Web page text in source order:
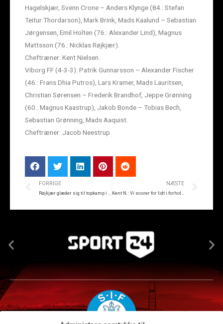
Hagelskjær, Svenn Crone – Anders Klynge (84.: Stefan
Teitur Thordarson), Mark Brink, Mads Kaalund – Sebastian
Jørgensen, Emil Holten (76.: Alexander Lind), Magnus
Mattsson (76.: Nicklas Røjkjær).
Cheftræner: Kent Nielsen.
Viborg FF (4-3-3): Patrik Gunnarsson – Alexander Fischer
(46.: Frans Dhia Putros), Lars Kramer, Mads Lauritsen,
Christian Sørensen – Frederik Brandhof, Jeppe Grønning
(60.: Magnus Kaastrup), Jakob Bonde – Tobias Bech,
Sebastian Grønning, Mads Aaquist.
Cheftræner: Jacob Neestrup.
FORRIGE NÆSTE